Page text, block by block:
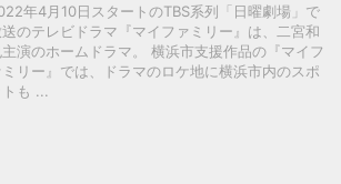
年4月10日スタートのTBS系列「日曜劇場」で
送のテレビドラマ『マイファミリー』は、二宮和
演のホームドラマ。 横浜市支援作品の『マイフ
ミリー』では、ドラマのロケ地に横浜市内のスポ
トも ...